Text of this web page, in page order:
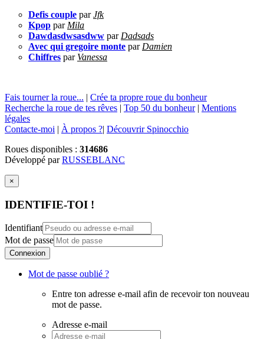
Defis couple parJfk
Kpop par Mila
Dawdasdwsasdww par Dadsads
Avec qui gregoire monte par Damien
Chiffres par Vanessa
Fais tourner la roue... | Crée ta propre roue du bonheur
Recherche la roue de tes rêves | Top 50 du bonheur| Mentions
légales
Contacte-moi | À propos ?| Découvrir Spinocchio
Roues disponibles : 314686
Développé parRUSSEBLANC
×
IDENTIFIE-TOI !
Identifiant
Mot de passe
Connexion
Mot de passe oublié ?
Entre ton adresse e-mail afin de recevoir ton nouveau
mot de passe.
Adresse e-mail